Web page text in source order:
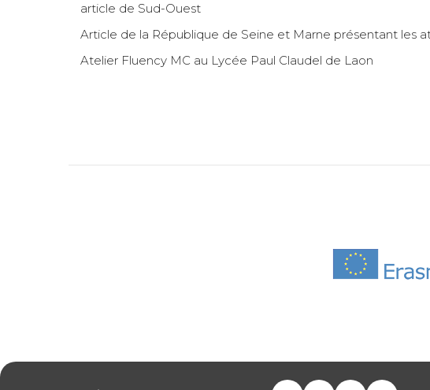
article de Sud-Ouest
Article de la République de Seine et Marne présentant les
Atelier Fluency MC au Lycée Paul Claudel de Laon